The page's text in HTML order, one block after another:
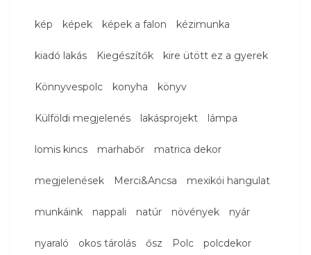
kép képek képek a falon kézimunka
kiadó lakás Kiegészítők kire ütött ez a gyerek
Könnyvespolc konyha könyv
Külföldi megjelenés lakásprojekt lámpa
lomis kincs marhabőr matrica dekor
megjelenések Merci&Ancsa mexikói hangulat
munkáink nappali natúr növények nyár
nyaraló okos tárolás ősz Polc polcdekor